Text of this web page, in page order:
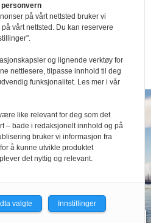
sterkeste
personvern
på vårt nettsted bruker vi
vårt nettsted. Du kan reservere
og lignende verktøy for
nettlesere, tilpasse innhold til deg
funksjonalitet. Les mer i vår
like relevant for deg som det
– bade i redaksjonelt innhold og på
bruker vi informasjon fra
å kunne utvikle produktet
det nyttig og relevant.
valgte Innstillinger